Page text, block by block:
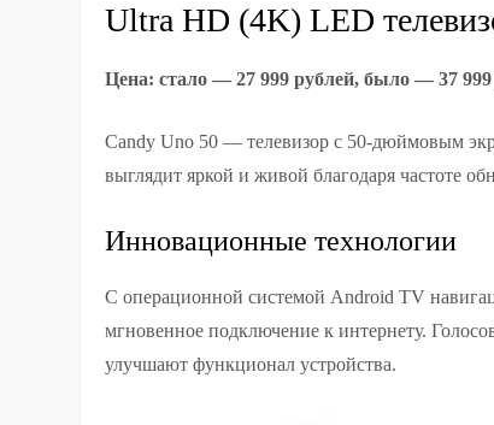
Ultra HD (4K) LED
Цена: стало — 27 999 рублей, было — 37
Candy Uno 50 — телевизор с 50-дюймовым
выглядит яркой и живой благодаря частоте
Инновационные технологии
С операционной системой Android TV
мгновенное подключение к интернету.
улучшают функционал устройства.